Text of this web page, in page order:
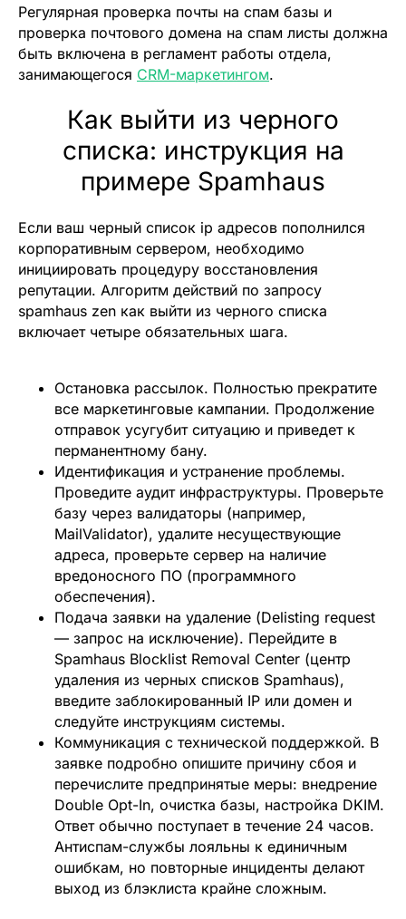
Регулярная проверка почты на спам базы и
проверка почтового домена на спам листы должна
быть включена в регламент работы отдела,
занимающегося CRM-маркетингом.
Как выйти из черного
списка: инструкция на
примере Spamhaus
Если ваш черный список ip адресов пополнился
корпоративным сервером, необходимо
инициировать процедуру восстановления
репутации. Алгоритм действий по запросу
spamhaus zen как выйти из черного списка
включает четыре обязательных шага.
Остановка рассылок. Полностью прекратите
все маркетинговые кампании. Продолжение
отправок усугубит ситуацию и приведет к
перманентному бану.
Идентификация и устранение проблемы.
Проведите аудит инфраструктуры. Проверьте
базу через валидаторы (например,
MailValidator), удалите несуществующие
адреса, проверьте сервер на наличие
вредоносного ПО (программного
обеспечения).
Подача заявки на удаление (Delisting request
— запрос на исключение). Перейдите в
Spamhaus Blocklist Removal Center (центр
удаления из черных списков Spamhaus),
введите заблокированный IP или домен и
следуйте инструкциям системы.
Коммуникация с технической поддержкой. В
заявке подробно опишите причину сбоя и
перечислите предпринятые меры: внедрение
Double Opt-In, очистка базы, настройка DKIM.
Ответ обычно поступает в течение 24 часов.
Антиспам-службы лояльны к единичным
ошибкам, но повторные инциденты делают
выход из блэклиста крайне сложным.
Хотите усилить ваш
маркетинг?
Пишите! Проведем консультацию и
расскажем какие кейсы можно
внедрить в ваш бизнес!